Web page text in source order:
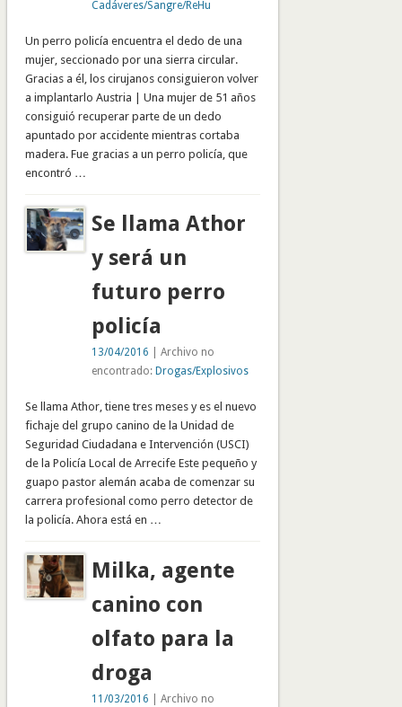
Cadáveres/Sangre/ReHu
Un perro policía encuentra el dedo de una
mujer, seccionado por una sierra circular.
Gracias a él, los cirujanos consiguieron volver
a implantarlo Austria | Una mujer de 51 años
consiguió recuperar parte de un dedo
apuntado por accidente mientras cortaba
madera. Fue gracias a un perro policía, que
encontró …
Se llama Athor
y será un
futuro perro
policía
13/04/2016 | Archivo no
encontrado: Drogas/Explosivos
Se llama Athor, tiene tres meses y es el nuevo
fichaje del grupo canino de la Unidad de
Seguridad Ciudadana e Intervención (USCI)
de la Policía Local de Arrecife Este pequeño y
guapo pastor alemán acaba de comenzar su
carrera profesional como perro detector de
la policía. Ahora está en …
Milka, agente
canino con
olfato para la
droga
11/03/2016 | Archivo no